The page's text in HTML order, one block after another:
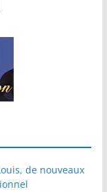
de nouveaux